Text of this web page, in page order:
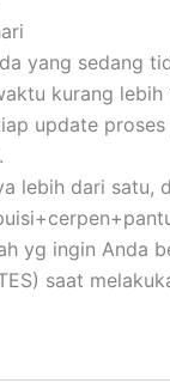
yang sedang
kurang
update
lebih dari satu,
yg ingin Anda
saat